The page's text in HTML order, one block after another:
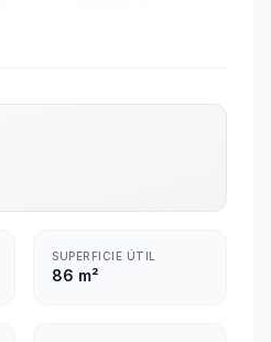
SUPERFICIE ÚTIL
86 m²